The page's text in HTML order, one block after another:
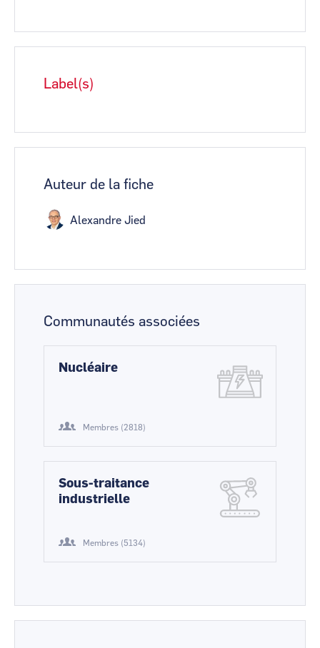
Label(s)
Auteur de la fiche
Alexandre Jied
Communautés associées
Nucléaire
Membres (2818)
Sous-traitance
industrielle
Membres (5134)